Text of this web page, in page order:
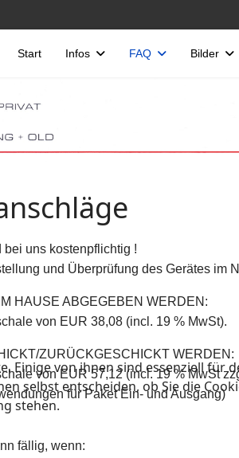
Start Infos FAQ Bilder
uns kostenpflichtig !
und Überprüfung des Gerätes im
HAUSE ABGEGEBEN WERDEN:
von EUR 38,08 (incl. 19 % MwSt).
ZURÜCKGESCHICKT WERDEN:
von EUR 57,12 (incl. 19 % MwSt
für Paket Ein- und Ausgang)
fällig, wenn:
Einige von ihnen sind essenziell
selbst entscheiden, ob Sie die
stehen.